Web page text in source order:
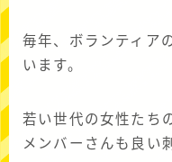
毎年、ボランティア
います。
若い世代の女性たち
メンバーさんも良い